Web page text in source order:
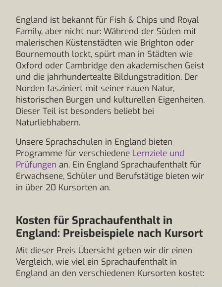
England ist bekannt für Fish & Chips und Royal
Family, aber nicht nur: Während der Süden mit
malerischen Küstenstädten wie Brighton oder
Bournemouth lockt, spürt man in Städten wie
Oxford oder Cambridge den akademischen Geist
und die jahrhundertealte Bildungstradition. Der
Norden fasziniert mit seiner rauen Natur,
historischen Burgen und kulturellen Eigenheiten.
Dieser Teil ist besonders beliebt bei
Naturliebhabern.
Unsere Sprachschulen in England bieten
Programme für verschiedene Lernziele und
Prüfungen an. Ein England Sprachaufenthalt für
Erwachsene, Schüler und Berufstätige bieten wir
in über 20 Kursorten an.
Kosten für Sprachaufenthalt in
England: Preisbeispiele nach Kursort
Mit dieser Preis Übersicht geben wir dir einen
Vergleich, wie viel ein Sprachaufenthalt in
England an den verschiedenen Kursorten kostet: